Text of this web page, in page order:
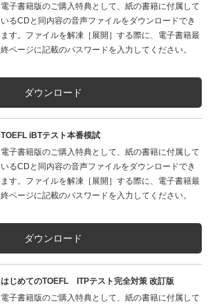
電子書籍版のご購入特典として、紙の書籍に付属して
いるCDと同内容の音声ファイルをダウンロードでき
ます。ファイルを解凍［展開］する際に、電子書籍最
終ページに記載のパスワードを入力してください。
ダウンロード
TOEFL iBTテスト本番模試
電子書籍版のご購入特典として、紙の書籍に付属して
いるCDと同内容の音声ファイルをダウンロードでき
ます。ファイルを解凍［展開］する際に、電子書籍最
終ページに記載のパスワードを入力してください。
ダウンロード
はじめてのTOEFL ITPテスト完全対策 改訂版
電子書籍版のご購入特典として、紙の書籍に付属して